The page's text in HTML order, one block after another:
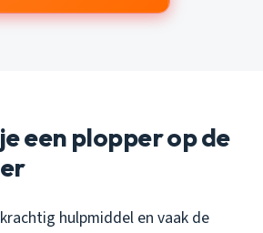
een plopper op de
hulpmiddel en vaak de